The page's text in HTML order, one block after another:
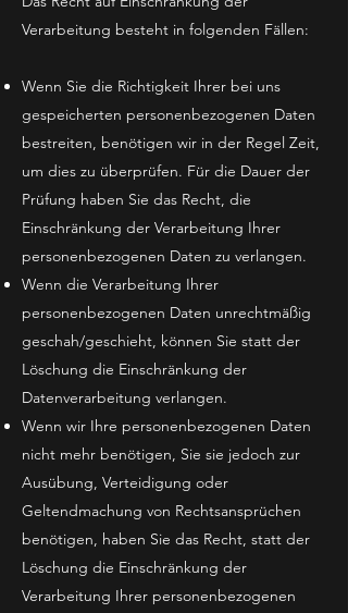
Verarbeitung besteht in folgenden Fällen:
Wenn Sie die Richtigkeit Ihrer bei uns
gespeicherten personenbezogenen Daten
bestreiten, benötigen wir in der Regel Zeit,
um dies zu überprüfen. Für die Dauer der
Prüfung haben Sie das Recht, die
Einschränkung der Verarbeitung Ihrer
personenbezogenen Daten zu verlangen.
Wenn die Verarbeitung Ihrer
personenbezogenen Daten unrechtmäßig
geschah/geschieht, können Sie statt der
Löschung die Einschränkung der
Datenverarbeitung verlangen.
Wenn wir Ihre personenbezogenen Daten
nicht mehr benötigen, Sie sie jedoch zur
Ausübung, Verteidigung oder
Geltendmachung von Rechtsansprüchen
benötigen, haben Sie das Recht, statt der
Löschung die Einschränkung der
Verarbeitung Ihrer personenbezogenen